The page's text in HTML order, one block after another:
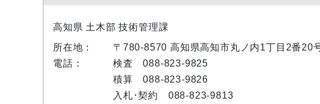
高知県 土木部 技術管理課
所在地：
〒780-8570 高知県高知市丸ノ内1丁目2番20
電話：
検査 088-823-9825
積算 088-823-9826
入札･契約 088-823-9813